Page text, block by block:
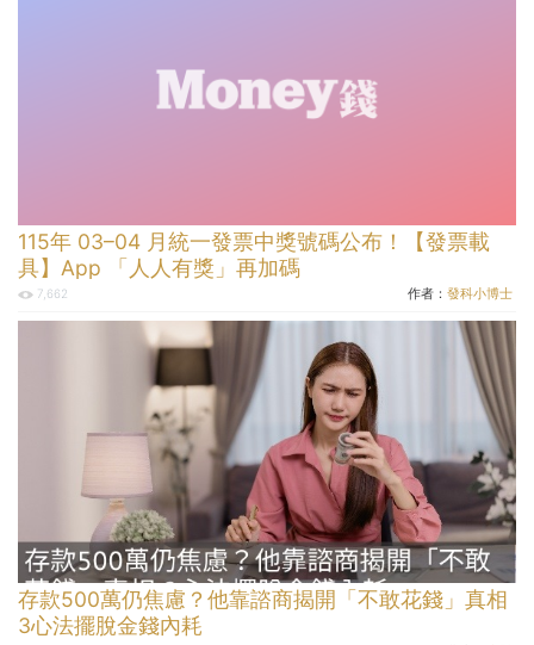
115年 03–04 月統一發票中獎號碼公布！【發票載
具】App 「人人有獎」再加碼
7,662 作者： 發科小博士
存款500萬仍焦慮？他靠諮商揭開「不敢花錢」真相
3心法擺脫金錢內耗